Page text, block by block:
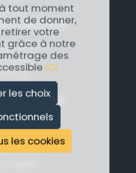
tout moment
de donner,
votre
grâce à notre
des
ICI.
les choix
les cookies
nous?
réseau
DE NOUS
Questions
nous